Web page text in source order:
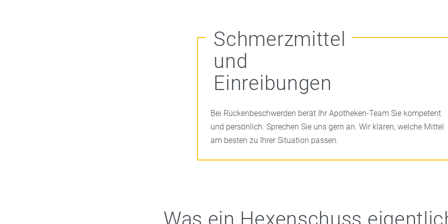
Schmerzmittel
und
Einreibungen
Bei Rückenbeschwerden berät Ihr Apotheken-Team Sie kompetent
und persönlich. Sprechen Sie uns gern an. Wir klären, welche Mittel
am besten zu Ihrer Situation passen.